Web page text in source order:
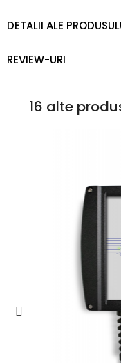
DETALII ALE
REVIEW-URI
16 alte